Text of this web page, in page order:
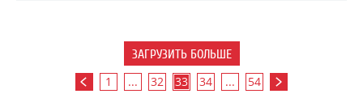
ЗАГРУЗИТЬ БОЛЬШЕ
1 ... 32 33 34 ... 54